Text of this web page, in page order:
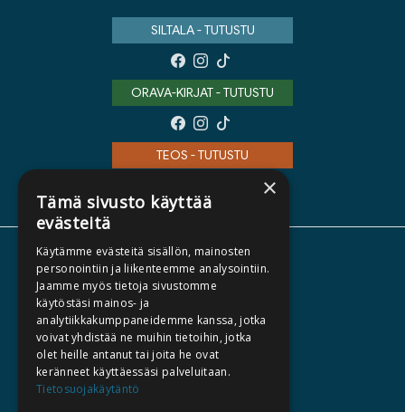
SILTALA - TUTUSTU
ORAVA-KIRJAT - TUTUSTU
TEOS - TUTUSTU
TIETOA MEISTÄ
TEKIJÄT
KATALOGIT
AJANKOHTAISTA
HALUATKO KIRJAILIJAKSI
×
Tämä sivusto käyttää
evästeitä
Käytämme evästeitä sisällön, mainosten
personointiin ja liikenteemme analysointiin.
Jaamme myös tietoja sivustomme
käytöstäsi mainos- ja
analytiikkakumppaneidemme kanssa, jotka
voivat yhdistää ne muihin tietoihin, jotka
olet heille antanut tai joita he ovat
keränneet käyttäessäsi palveluitaan.
Tietosuojakäytäntö